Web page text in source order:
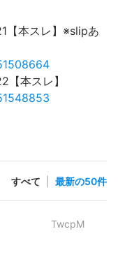
【本スレ】※slipあ
本スレ】
すべて 最新の50件
TwcpM